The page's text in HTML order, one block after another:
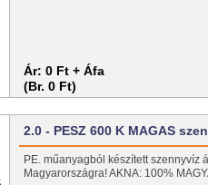
Ár: 0 Ft + Áfa
(Br. 0 Ft)
2.0 - PESZ 600 K MAGAS
PE. műanyagból készített szennyvíz
Magyarországra! AKNA: 100%